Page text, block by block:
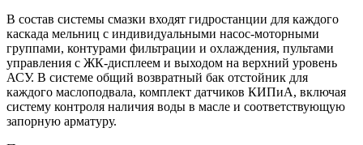
В состав системы смазки входят гидростанции для каждого
каскада мельниц с индивидуальными насос-моторными
группами, контурами фильтрации и охлаждения, пультами
управления с ЖК-дисплеем и выходом на верхний уровень
АСУ. В системе общий возвратный бак отстойник для
каждого маслоподвала, комплект датчиков КИПиА, включая
систему контроля наличия воды в масле и соответствующую
запорную арматуру.